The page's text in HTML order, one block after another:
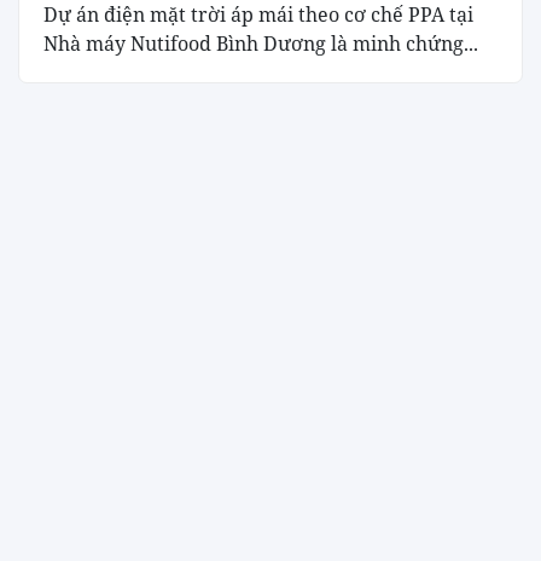
Dự án điện mặt trời áp mái theo cơ chế PPA tại
Nhà máy Nutifood Bình Dương là minh chứng...